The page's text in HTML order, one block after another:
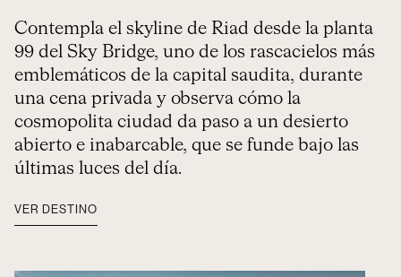
Contempla el skyline de Riad desde la planta
99 del Sky Bridge, uno de los rascacielos más
emblemáticos de la capital saudita, durante
una cena privada y observa cómo la
cosmopolita ciudad da paso a un desierto
abierto e inabarcable, que se funde bajo las
últimas luces del día.
VER DESTINO